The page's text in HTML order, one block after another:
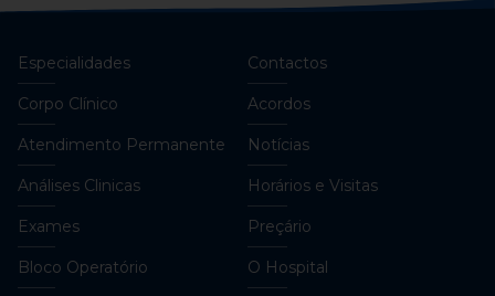
Especialidades
Corpo Clínico
Atendimento Permanente
Análises Clinicas
Exames
Bloco Operatório
Contactos
Acordos
Notícias
Horários e Visitas
Preçário
O Hospital